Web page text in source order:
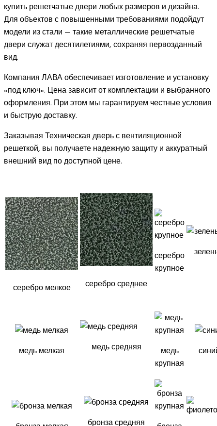
купить решетчатые двери любых размеров и дизайна.
Для объектов с повышенными требованиями подойдут
модели из стали — такие металлические решетчатые
двери служат десятилетиями, сохраняя первозданный
вид.
Компания ЛАВА обеспечивает изготовление и установку
«под ключ». Цена зависит от комплектации и выбранного
оформления. При этом мы гарантируем честные условия
и быструю доставку.
Заказывая Техническая дверь с вентиляционной
решеткой, вы получаете надежную защиту и аккуратный
внешний вид по доступной цене.
серебро мелкое серебро среднее
серебро
крупное
медь мелкая медь средняя
медь
крупная
бронза средняя